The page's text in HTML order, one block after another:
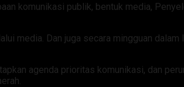
komunikasi publik, bentuk media,
media. Dan juga secara mingguan
agenda prioritas komunikasi, dan